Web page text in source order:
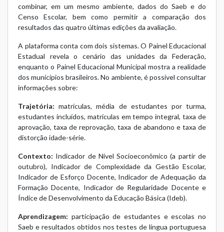
combinar, em um mesmo ambiente, dados do Saeb e do
Censo Escolar, bem como permitir a comparação dos
resultados das quatro últimas edições da avaliação.
A plataforma conta com dois sistemas. O Painel Educacional
Estadual revela o cenário das unidades da Federação,
enquanto o Painel Educacional Municipal mostra a realidade
dos municípios brasileiros. No ambiente, é possível consultar
informações sobre:
Trajetória: matrículas, média de estudantes por turma,
estudantes incluídos, matrículas em tempo integral, taxa de
aprovação, taxa de reprovação, taxa de abandono e taxa de
distorção idade-série.
Contexto: Indicador de Nível Socioeconômico (a partir de
outubro), Indicador de Complexidade da Gestão Escolar,
Indicador de Esforço Docente, Indicador de Adequação da
Formação Docente, Indicador de Regularidade Docente e
Índice de Desenvolvimento da Educação Básica (Ideb).
Aprendizagem: participação de estudantes e escolas no
Saeb e resultados obtidos nos testes de língua portuguesa